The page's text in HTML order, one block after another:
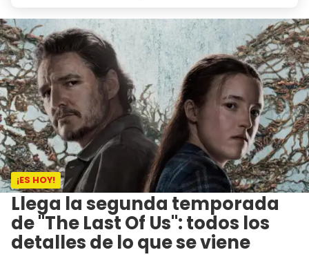
¡ES HOY!
Llega la segunda temporada
de "The Last Of Us": todos los
detalles de lo que se viene